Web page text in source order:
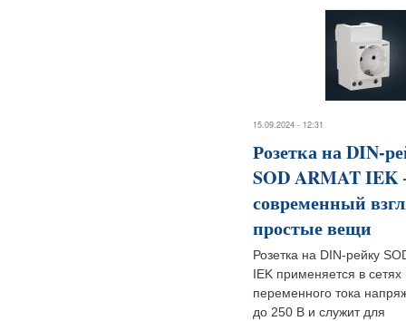
15.09.2024 - 12:31
Розетка на DIN-
SOD ARMAT
современный
простые вещи
Розетка на DIN-рейку
IEK применяется в сетях
переменного тока
до 250 В и служит для